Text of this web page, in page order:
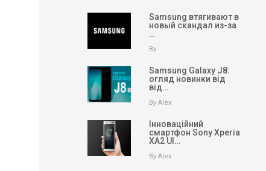
Samsung втягивают в
новый скандал из-за
…
By
Samsung Galaxy J8:
огляд новинки від
від…
By Alex
Інноваційний
смартфон Sony Xperia
XA2 Ul…
By Alex